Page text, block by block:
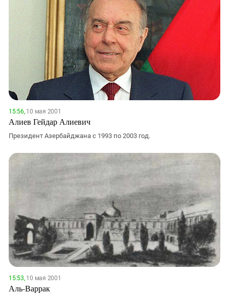
15:56,10 мая 2001
Алиев Гейдар Алиевич
Президент Азербайджана с 1993 по 2003 год.
15:53,10 мая 2001
Аль-Варрак